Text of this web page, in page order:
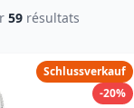
59 résultats
Schlussverkauf
-20%